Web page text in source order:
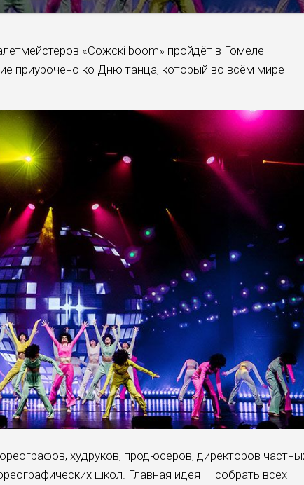
«Сожскi bооm» пройдёт в Гомеле
приурочено ко Дню танца, который во всём мире
худруков, продюсеров, директоров
школ. Главная идея — собрать всех